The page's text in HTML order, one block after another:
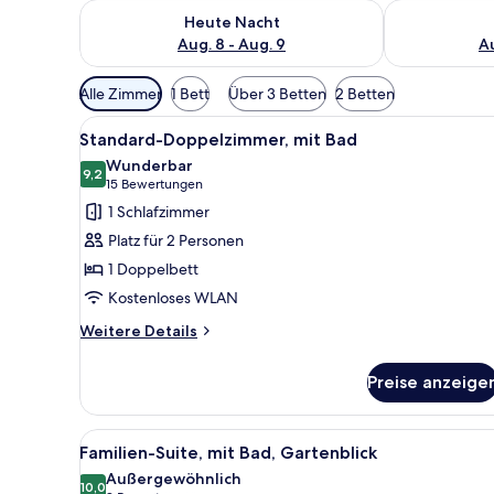
Heute Nacht
Aug. 8 - Aug. 9
Überprüfe die Verfügbarkeit für heute Nacht, Aug. 8
Überprüfe
Verfügbare
Filter
für
Zimmer
Alle Zimmer 1 Bett Über 3 Betten 2 Betten
Alle
Fotos
für
Standard-
Doppelzimmer,
mit
Bad
anzeigen
Ein Hotelzimmer mit einem
4
Standard-Doppelzimmer, mit Bad
9,29,2 von 10
Wunderbar
15 Bewertungen
(15
Bewertungen)
1 Schlafzimmer
Platz für 2 Personen
1 Doppelbett
Kostenloses WLAN
Weitere Details
Weitere
Doppelzimmer,
mit
Bad
Preise
Alle
Fotos
Ein ordentlich bezogenes
4
Familien-Suite, mit Bad, Gartenblick
10,0Außergewöhnlich